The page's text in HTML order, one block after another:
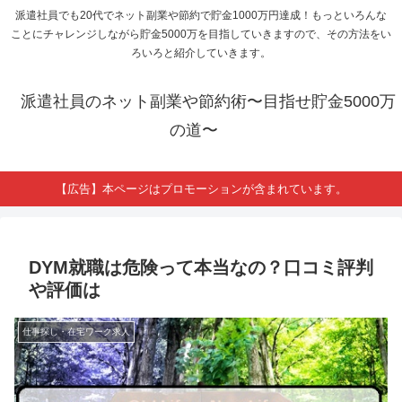
派遣社員でも20代でネット副業や節約で貯金1000万円達成！もっといろんな
ことにチャレンジしながら貯金5000万を目指していきますので、その方法をい
ろいろと紹介していきます。
派遣社員のネット副業や節約術〜目指せ貯金5000万
の道〜
【広告】本ページはプロモーションが含まれています。
DYM就職は危険って本当なの？口コミ評判
や評価は
仕事探し・在宅ワーク求人